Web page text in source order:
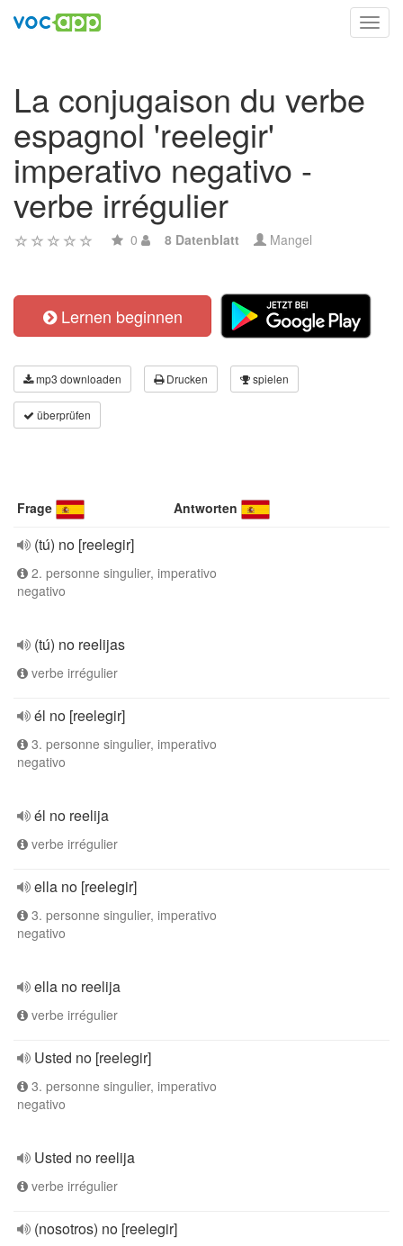
La conjugaison du verbe
espagnol 'reelegir'
imperativo negativo -
verbe irrégulier
0 8 Datenblatt Mangel
Lernen beginnen
mp3 downloaden Drucken spielen
überprüfen
Frage Antworten
(tú) no [reelegir]
2. personne singulier, imperativo
negativo
(tú) no reelijas
verbe irrégulier
él no [reelegir]
3. personne singulier, imperativo
negativo
él no reelija
verbe irrégulier
ella no [reelegir]
3. personne singulier, imperativo
negativo
ella no reelija
verbe irrégulier
Usted no [reelegir]
3. personne singulier, imperativo
negativo
Usted no reelija
verbe irrégulier
(nosotros) no [reelegir]